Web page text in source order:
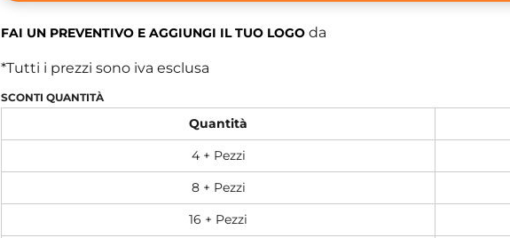
FAI UN PREVENTIVO E AGGIUNGI IL TUO LOGO da
*Tutti i prezzi sono iva esclusa
SCONTI QUANTITÀ
Quantità
4 + Pezzi
8 + Pezzi
16 + Pezzi